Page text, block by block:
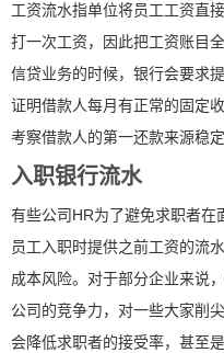
工资流水指单位将员工工资直
打一次工资，因此把工资账目
信贷业务的时候，银行会要求
证明借款人每月有正常的固定
考察借款人的第一还款来源稳
入职银行流水
有些公司HR为了避免求职者在
员工入职时提供之前工资的流
成本风险。对于部分企业来说
公司的竞争力，对一些大家削
会降低求职者的接受率，甚至